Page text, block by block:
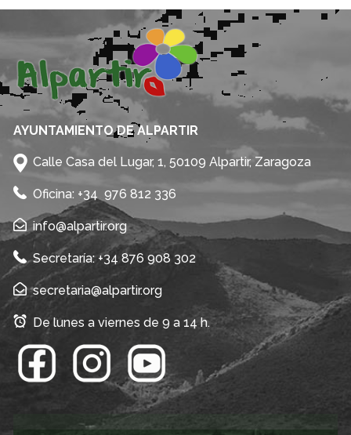
AYUNTAMIENTO DE ALPARTIR
Calle Casa del Lugar, 1, 50109 Alpartir, Zaragoza
Oficina: +34 976 812 336
info@alpartir.org
Secretaría: +34 876 908 302
secretaria@alpartir.org
De lunes a viernes de 9 a 14 h.